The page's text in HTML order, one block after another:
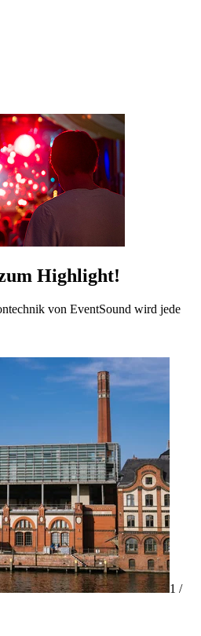
Highlight!
von EventSound wird jede
1 /